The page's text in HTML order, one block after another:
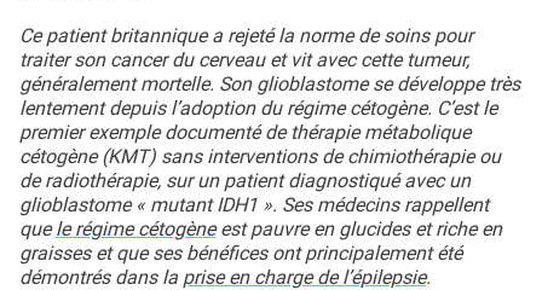
Ce patient britannique a rejeté la norme de soins pour
traiter son cancer du cerveau et vit avec cette tumeur,
généralement mortelle. Son glioblastome se développe très
lentement depuis l’adoption du régime cétogène. C’est le
premier exemple documenté de thérapie métabolique
cétogène (KMT) sans interventions de chimiothérapie ou
de radiothérapie, sur un patient diagnostiqué avec un
glioblastome « mutant IDH1 ». Ses médecins rappellent
quele régime cétogèneest pauvre en glucides et riche en
graisses et que ses bénéfices ont principalement été
démontrés dans la prise en charge de l’épilepsie.